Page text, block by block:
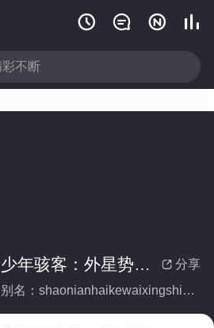
   
 分享
少年骇客：外星势力第二季(全集)
别名：shaonianhaikewaixingshilidierji